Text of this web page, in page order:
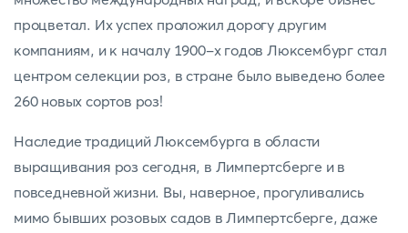
процветал. Их успех проложил дорогу другим
компаниям, и к началу 1900-х годов Люксембург стал
центром селекции роз, в стране было выведено более
260 новых сортов роз!
Наследие традиций Люксембурга в области
выращивания роз сегодня, в Лимпертсберге и в
повседневной жизни. Вы, наверное, прогуливались
мимо бывших розовых садов в Лимпертсберге, даже